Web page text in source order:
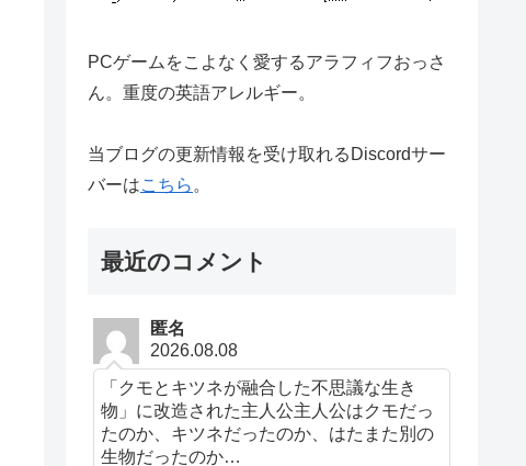
PCゲームをこよなく愛するアラフィフおっさ
ん。重度の英語アレルギー。
当ブログの更新情報を受け取れるDiscordサー
バーはこちら 。
最近のコメント
匿名
2026.08.08
「クモとキツネが融合した不思議な生き
物」に改造された主人公主人公はクモだっ
たのか、キツネだったのか、はたまた別の
生物だったのか…